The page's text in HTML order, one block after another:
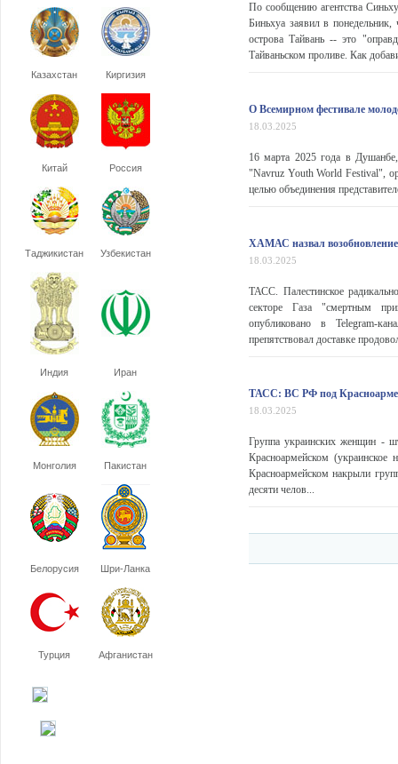
Казахстан Киргизия
Китай Россия
Таджикистан Узбекистан
Индия Иран
Монголия Пакистан
Белорусия Шри-Ланка
Турция Афганистан
По сообщению агентства
Биньхуа заявил в
острова Тайвань -- это
Тайваньском проливе. Как
О Всемирном фестивале
18.03.2025
16 марта 2025 года в
"Navruz Youth World Festival",
целью объединения
ХАМАС назвал
18.03.2025
ТАСС. Палестинское
секторе Газа "смертным
опубликовано в Telegram-
препятствовал доставке
ТАСС: ВС РФ под
18.03.2025
Группа украинских женщин -
Красноармейском
Красноармейском накрыли
десяти челов...